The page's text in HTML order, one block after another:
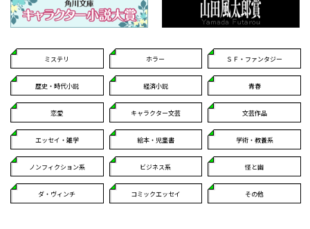
ミステリ ホラー ＳＦ・ファンタジー
歴史・時代小説 経済小説 青春
恋愛 キャラクター文芸 文芸作品
エッセイ・雑学 絵本・児童書 学術・教養系
ノンフィクション系 ビジネス系 怪と幽
ダ・ヴィンチ コミックエッセイ その他